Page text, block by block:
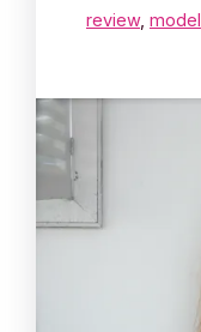
review, model